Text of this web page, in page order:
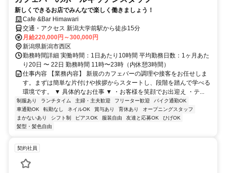
新しくできるお店でみんなで楽しく働きましょう！
Cafe &Bar Himawari
交通・アクセス 新潟大学前駅から徒歩15分
月給220,000円～300,000円
新潟県新潟市西区
勤務時間詳細 実働時間：1日あたり10時間 平均勤務日数：1ヶ月あた
り20日 〜 22日 勤務時間 11時〜23時（内休憩3時間）
仕事内容 【業務内容】 新規のカフェバーの調理や接客をお任せしま
す。まずは簡単な片付けや挨拶からスタートし、段階を踏んで学べる
環境です。 ▼ 具体的なお仕事 ▼ ・お客様を笑顔でお出迎え ・テ...
制服あり ランチタイム 主婦・主夫歓迎 フリーター歓迎
バイク通勤OK
車通勤OK
転勤なし ネイルOK 賞与あり 育休あり
オープニングスタッフ
まかないあり
シフト制 ピアスOK 服装自由 友達と応募OK
ひげOK
髪型・髪色自由
契約社員